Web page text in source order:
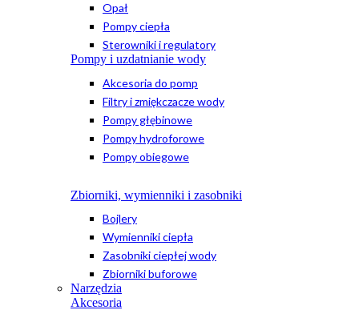
Opał
Pompy ciepła
Sterowniki i regulatory
Pompy i uzdatnianie wody
Akcesoria do pomp
Filtry i zmiękczacze wody
Pompy głębinowe
Pompy hydroforowe
Pompy obiegowe
Zbiorniki, wymienniki i zasobniki
Bojlery
Wymienniki ciepła
Zasobniki ciepłej wody
Zbiorniki buforowe
Narzędzia
Akcesoria